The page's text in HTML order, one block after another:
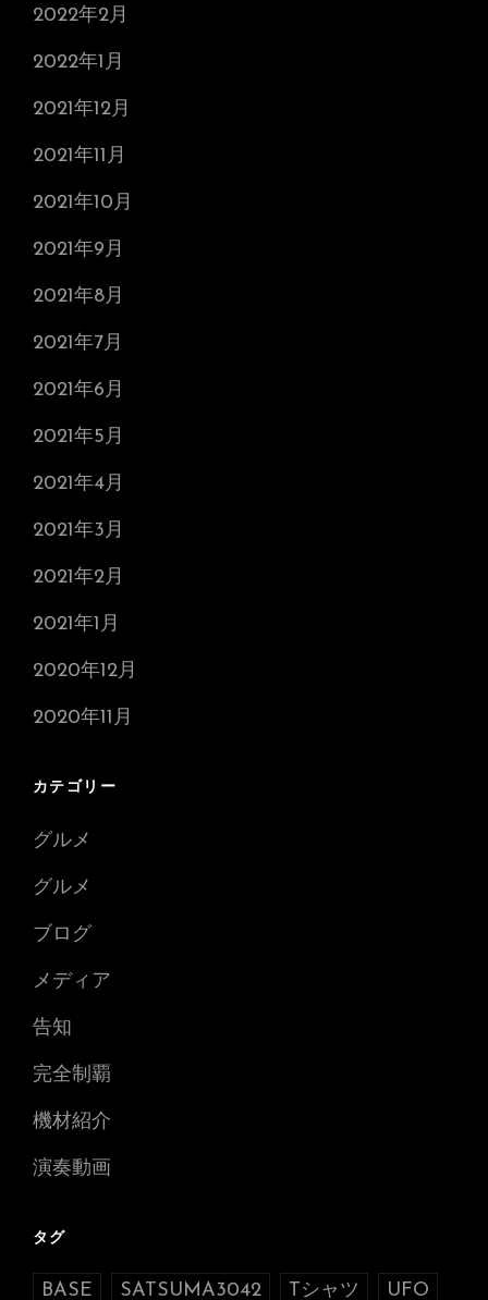
2022年2月
2022年1月
2021年12月
2021年11月
2021年10月
2021年9月
2021年8月
2021年7月
2021年6月
2021年5月
2021年4月
2021年3月
2021年2月
2021年1月
2020年12月
2020年11月
カテゴリー
グルメ
グルメ
ブログ
メディア
告知
完全制覇
機材紹介
演奏動画
タグ
BASE SATSUMA3042 Tシャツ UFO